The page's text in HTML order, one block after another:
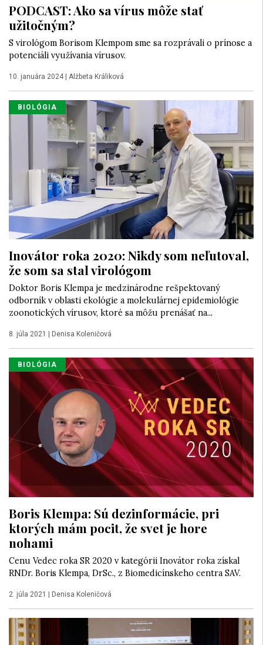
PODCAST: Ako sa vírus môže stať
užitočným?
S virológom Borisom Klempom sme sa rozprávali o prínose a
potenciáli využívania vírusov.
10. januára 2024 Alžbeta Králiková
BIOLÓGIA
Inovátor roka 2020: Nikdy som neľutoval,
že som sa stal virológom
Doktor Boris Klempa je medzinárodne rešpektovaný
odborník v oblasti ekológie a molekulárnej epidemiológie
zoonotických vírusov, ktoré sa môžu prenášať na...
8. júla 2021 Denisa Koleničová
BIOLÓGIA
Boris Klempa: Sú dezinformácie, pri
ktorých mám pocit, že svet je hore
nohami
Cenu Vedec roka SR 2020 v kategórii Inovátor roka získal
RNDr. Boris Klempa, DrSc., z Biomedicínskeho centra SAV.
2. júla 2021 | Denisa Koleničová